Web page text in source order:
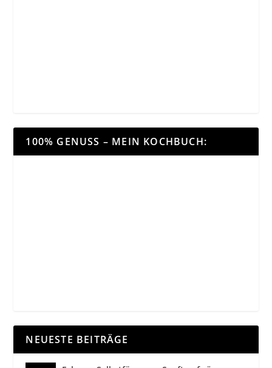
100% GENUSS – MEIN KOCHBUCH:
NEUESTE BEITRÄGE